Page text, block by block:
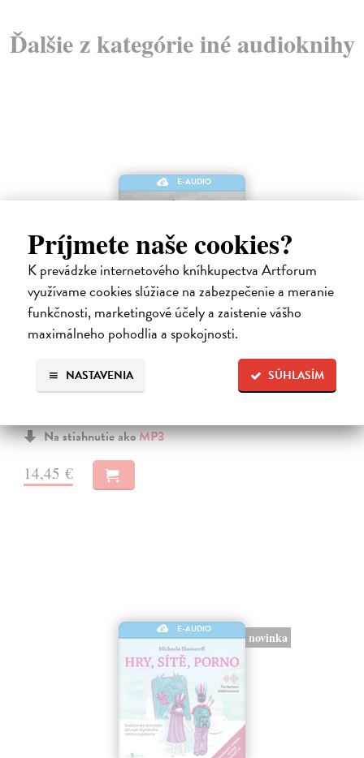
Príjmete naše cookies?
K prevádzke internetového kníhkupectva Artforum
využívame cookies slúžiace na zabezpečenie a meranie
funkčnosti, marketingové účely a zaistenie vášho
maximálneho pohodlia a spokojnosti.
SÚHLASÍM
NASTAVENIA
Ďalšie z kategórie iné audioknihy
E-AUDIO
Keď telo povie nie
Prevencia pred chorobami ľudstvo zamestnáva od nepamäti. Lekár a
uznávaný autor Gábor Maté verí, že spôsob akým premýšľame a
Na stiahnutie akoMP3
14,45 €
E-AUDIO
novinka